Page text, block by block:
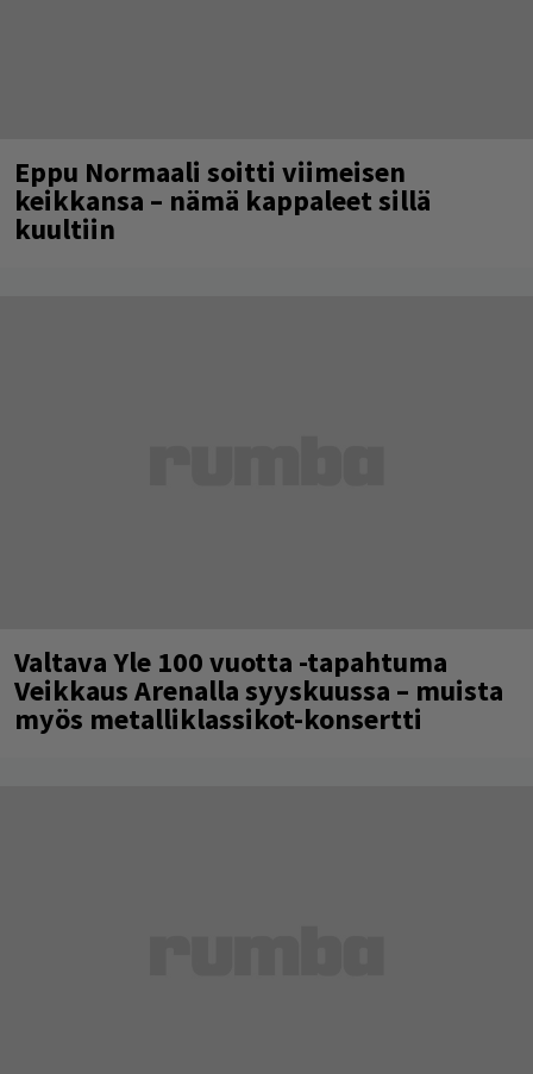
Eppu Normaali soitti viimeisen
keikkansa – nämä kappaleet sillä
kuultiin
Valtava Yle 100 vuotta -tapahtuma
Veikkaus Arenalla syyskuussa – muista
myös metalliklassikot-konsertti